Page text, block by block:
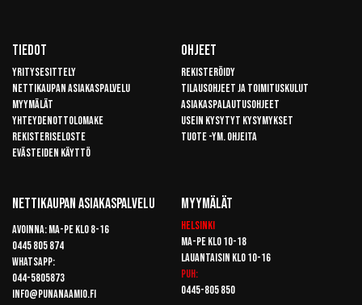
Tiedot
Yritysesittely
Nettikaupan asiakaspalvelu
Myymälät
Yhteydenottolomake
Rekisteriseloste
Evästeiden käyttö
Ohjeet
Rekisteröidy
Tilausohjeet ja toimituskulut
Asiakaspalautusohjeet
Usein kysytyt kysymykset
Tuote -ym. ohjeita
Nettikaupan Asiakaspalvelu
Avoinna: Ma-pe klo 8-16
0445 805 874
Whatsapp:
044-5805873
info@punanaamio.fi
Myymälät
Helsinki
Ma-pe klo 10-18
Lauantaisin klo 10-16
Puh:
0445-805 850